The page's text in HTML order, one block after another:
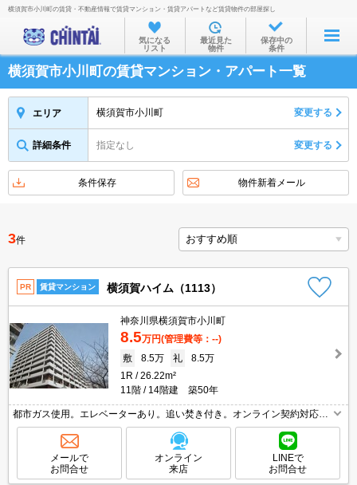
お部屋を探す
沿線・駅から
住所から
物件特集から
不動産会社から
TOP
横須賀市小川町の賃貸・不動産情報で賃貸マンション・賃貸アパートなど賃貸物件の部屋探し
気になる
リスト
最近見た
物件
保存中の
条件
横須賀市小川町の賃貸マンション・アパート一覧
エリア 横須賀市小川町 変更する
詳細条件 指定なし 変更する
条件保存 物件新着メール
3件
PR 賃貸マンション 横須賀ハイム（1113）
神奈川県横須賀市小川町
8.5万円(管理費等：--)
敷
8.5万 礼
8.5万
1R
26.22m²
11階
14階建 築50年
都市ガス使用。エレベーターあり。追い焚き付き。オンライン契約対応
可。
メールで
お問合せ
オンライン
来店
LINEで
お問合せ